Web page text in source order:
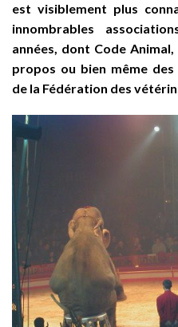
est visiblement plus
innombrables
années, dont Code
propos ou bien même
de la Fédération des